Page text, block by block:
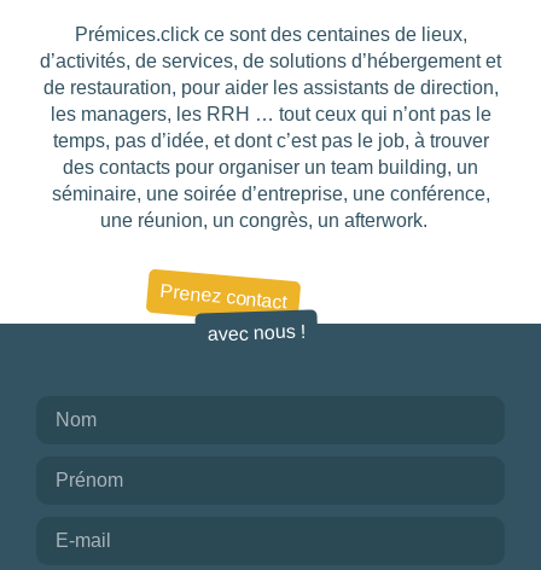
Prémices.click ce sont des centaines de lieux,
d’activités, de services, de solutions d’hébergement et
de restauration, pour aider les assistants de direction,
les managers, les RRH … tout ceux qui n’ont pas le
temps, pas d’idée, et dont c’est pas le job, à trouver
des contacts pour organiser un team building, un
séminaire, une soirée d’entreprise, une conférence,
une réunion, un congrès, un afterwork.
Prenez contact
avec nous !